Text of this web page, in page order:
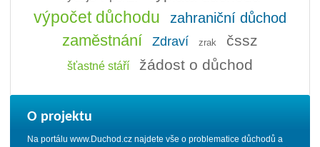
výpočet důchodu zahraniční důchod
zaměstnání Zdraví zrak čssz
šťastné stáří žádost o důchod
O projektu
Na portálu www.Duchod.cz najdete vše o problematice důchodů a